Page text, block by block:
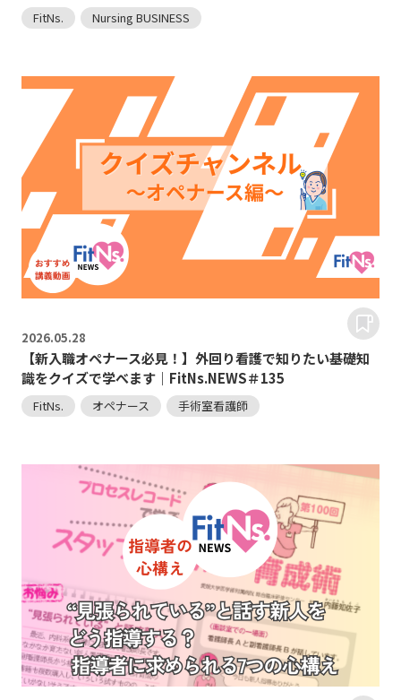
FitNs. Nursing BUSINESS
2026.05.28
【新入職オペナース必見！】外回り看護で知りたい基礎知
識をクイズで学べます｜FitNs.NEWS＃135
FitNs. オペナース 手術室看護師